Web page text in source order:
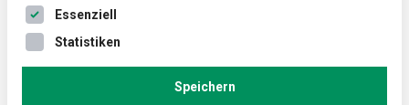
und
Der Deutschen Leibspeise Nummer Eins hat das
Siegel der geschützten traditionellen Spezialität,
gehört zum immateriellen UNESCO-
Es folgt eine Liste der Service-Gruppen, für die eine
Essenziell
Statistiken
Speichern